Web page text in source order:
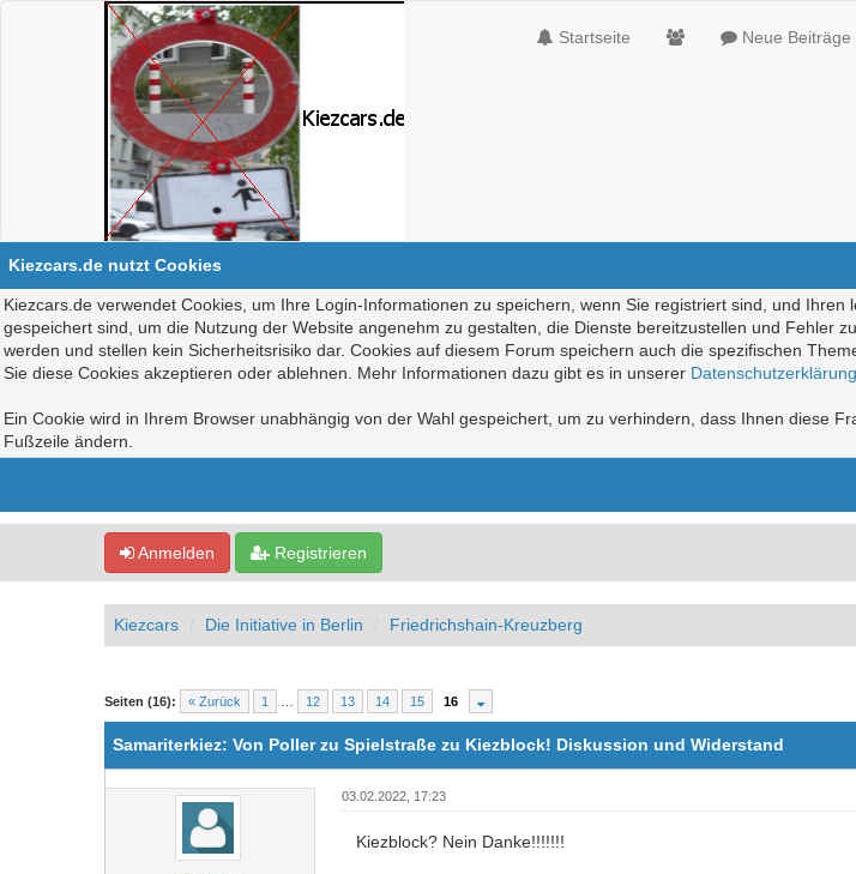
Startseite Neue Beiträge
Kiezcars.de nutzt Cookies
Kiezcars.de verwendet Cookies, um Ihre Login-Informationen zu speichern, wenn Sie registriert sind, und
gespeichert sind, um die Nutzung der Website angenehm zu gestalten, die Dienste bereitzustellen und Fehler
werden und stellen kein Sicherheitsrisiko dar. Cookies auf diesem Forum speichern auch die spezifischen
Sie diese Cookies akzeptieren oder ablehnen. Mehr Informationen dazu gibt es in unserer Datenschutzerklärung
Ein Cookie wird in Ihrem Browser unabhängig von der Wahl gespeichert, um zu verhindern, dass Ihnen diese
Fußzeile ändern.
Anmelden Registrieren
Kiezcars Die Initiative in Berlin Friedrichshain-Kreuzberg
Seiten (16): « Zurück 1 12 13 14 15 16
1 Bewertung(en) - 5 im Durchschnitt
1
2
3
4
5
Samariterkiez: Von Poller zu Spielstraße zu Kiezblock! Diskussion und Widerstand
03.02.2022, 17:23
Kiezblock? Nein Danke!!!!!!!